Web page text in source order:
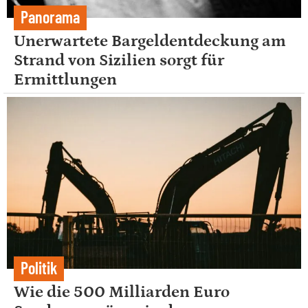
Panorama
Unerwartete Bargeldentdeckung am
Strand von Sizilien sorgt für
Ermittlungen
Politik
Wie die 500 Milliarden Euro